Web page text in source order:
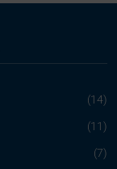
(14)
(11)
(7)